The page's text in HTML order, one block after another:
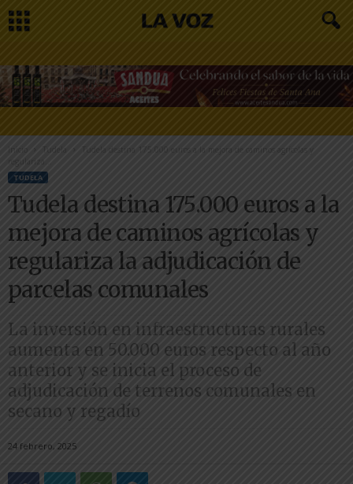
Inicio Tudela
Tudela destina 175.000 euros a la mejora de caminos agrícolas y
regulariza...
TUDELA
Tudela destina 175.000 euros a la
mejora de caminos agrícolas y
regulariza la adjudicación de
parcelas comunales
La inversión en infraestructuras rurales
aumenta en 50.000 euros respecto al año
anterior y se inicia el proceso de
adjudicación de terrenos comunales en
secano y regadío
24 febrero, 2025